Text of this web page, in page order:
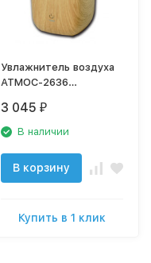
Увлажнитель воздуха
АТМОС-2636
3 045 ₽
В наличии
В корзину
Купить в 1 клик